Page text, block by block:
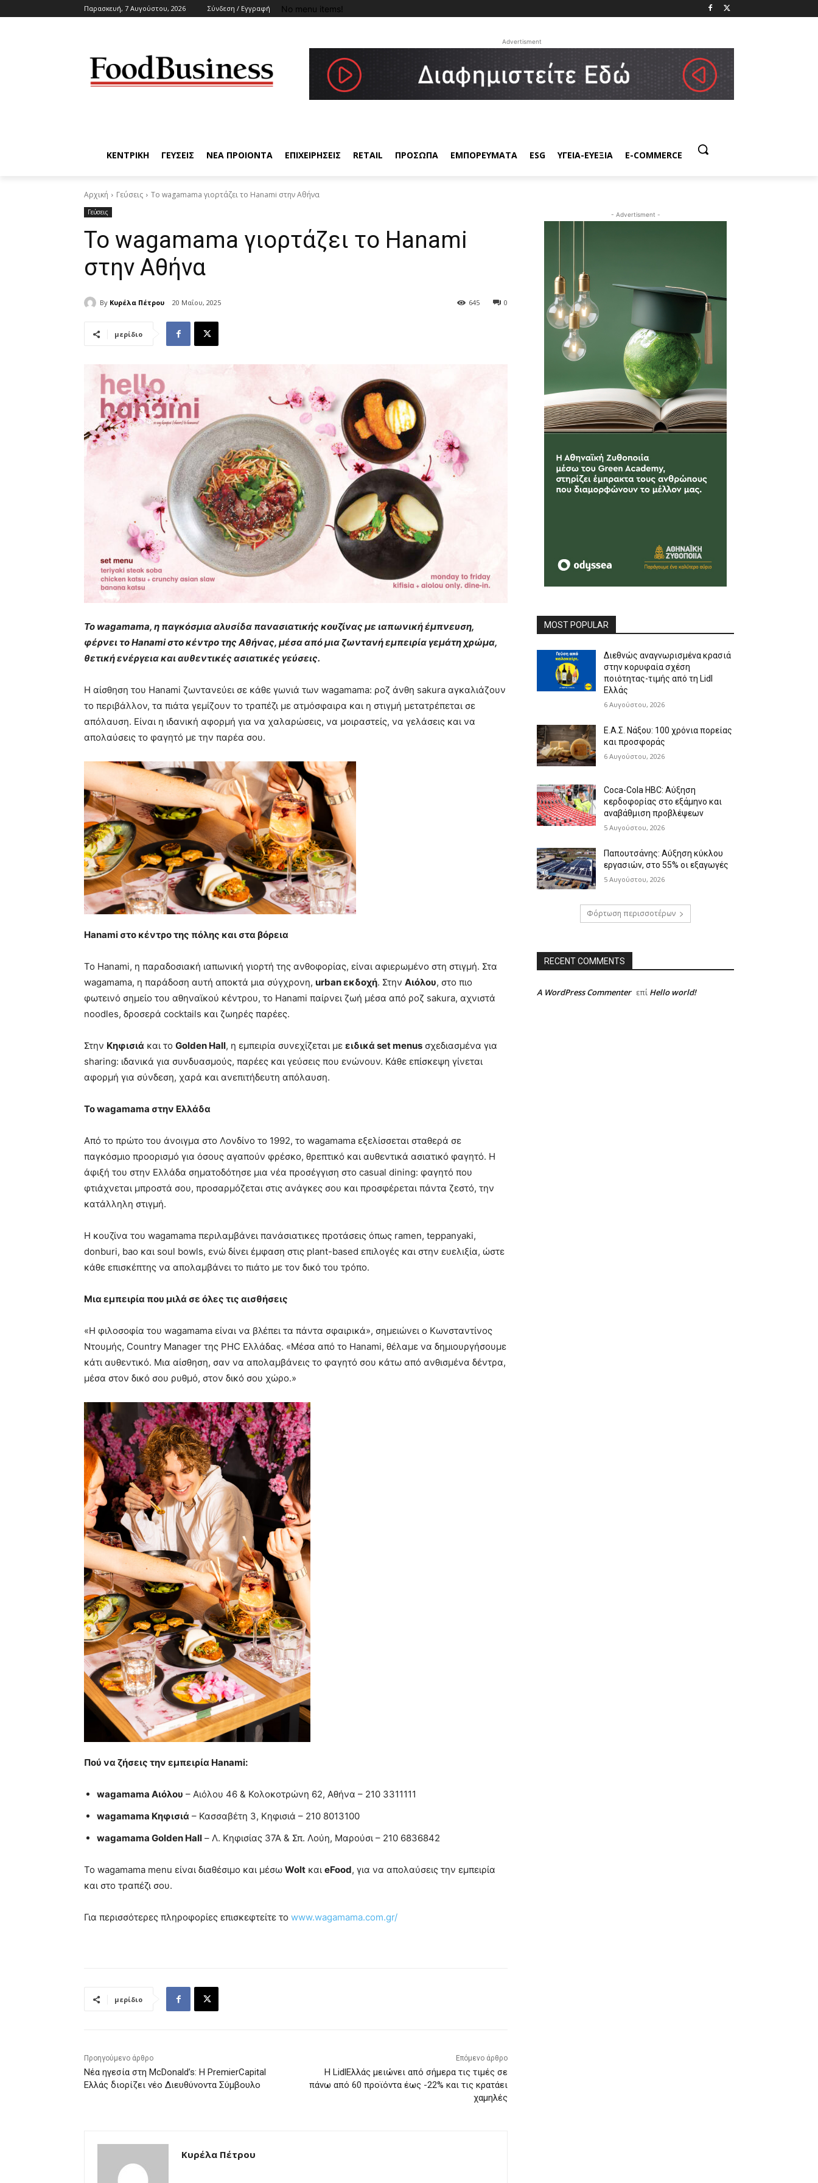
Παρασκευή, 7 Αυγούστου, 2026 Σύνδεση / Εγγραφή No menu items!
Advertisment
ΚΕΝΤΡΙΚΗ ΓΕΥΣΕΙΣ ΝΕΑ ΠΡΟΙΟΝΤΑ ΕΠΙΧΕΙΡΗΣΕΙΣ RETAIL ΠΡΟΣΩΠΑ ΕΜΠΟΡΕΥΜΑΤΑ ESG ΥΓΕΙΑ-ΕΥΕΞΙΑ E-COMMERCE
Αρχική Γεύσεις Το wagamama γιορτάζει το Hanami στην Αθήνα
Γεύσεις
Το wagamama γιορτάζει το Hanami
στην Αθήνα
By Kυρέλα Πέτρου 20 Μαΐου, 2025 0
645
μερίδιο
Το wagamama, η παγκόσμια αλυσίδα πανασιατικής κουζίνας με ιαπωνική έμπνευση,
φέρνει το Hanami στο κέντρο της Αθήνας, μέσα από μια ζωντανή εμπειρία γεμάτη χρώμα,
θετική ενέργεια και αυθεντικές ασιατικές γεύσεις.
Η αίσθηση του Hanami ζωντανεύει σε κάθε γωνιά των wagamama: ροζ άνθη sakura αγκαλιάζουν
το περιβάλλον, τα πιάτα γεμίζουν το τραπέζι με ατμόσφαιρα και η στιγμή μετατρέπεται σε
απόλαυση. Είναι η ιδανική αφορμή για να χαλαρώσεις, να μοιραστείς, να γελάσεις και να
απολαύσεις το φαγητό με την παρέα σου.
Hanami στο κέντρο της πόλης και στα βόρεια
Το Hanami, η παραδοσιακή ιαπωνική γιορτή της ανθοφορίας, είναι αφιερωμένο στη στιγμή. Στα
wagamama, η παράδοση αυτή αποκτά μια σύγχρονη, urban εκδοχή. Στην Αιόλου, στο πιο
φωτεινό σημείο του αθηναϊκού κέντρου, το Hanami παίρνει ζωή μέσα από ροζ sakura, αχνιστά
noodles, δροσερά cocktails και ζωηρές παρέες.
Στην Κηφισιά και το Golden Hall, η εμπειρία συνεχίζεται με ειδικά set menus σχεδιασμένα για
sharing: ιδανικά για συνδυασμούς, παρέες και γεύσεις που ενώνουν. Κάθε επίσκεψη γίνεται
αφορμή για σύνδεση, χαρά και ανεπιτήδευτη απόλαυση.
Το wagamama στην Ελλάδα
Από το πρώτο του άνοιγμα στο Λονδίνο το 1992, το wagamama εξελίσσεται σταθερά σε
παγκόσμιο προορισμό για όσους αγαπούν φρέσκο, θρεπτικό και αυθεντικά ασιατικό φαγητό. Η
άφιξή του στην Ελλάδα σηματοδότησε μια νέα προσέγγιση στο casual dining: φαγητό που
φτιάχνεται μπροστά σου, προσαρμόζεται στις ανάγκες σου και προσφέρεται πάντα ζεστό, την
κατάλληλη στιγμή.
Η κουζίνα του wagamama περιλαμβάνει πανάσιατικες προτάσεις όπως ramen, teppanyaki,
donburi, bao και soul bowls, ενώ δίνει έμφαση στις plant-based επιλογές και στην ευελιξία, ώστε
κάθε επισκέπτης να απολαμβάνει το πιάτο με τον δικό του τρόπο.
Μια εμπειρία που μιλά σε όλες τις αισθήσεις
«Η φιλοσοφία του wagamama είναι να βλέπει τα πάντα σφαιρικά», σημειώνει ο Κωνσταντίνος
Ντουμής, Country Manager της PHC Ελλάδας. «Μέσα από το Hanami, θέλαμε να δημιουργήσουμε
κάτι αυθεντικό. Μια αίσθηση, σαν να απολαμβάνεις το φαγητό σου κάτω από ανθισμένα δέντρα,
μέσα στον δικό σου ρυθμό, στον δικό σου χώρο.»
Πού να ζήσεις την εμπειρία Hanami:
wagamama Αιόλου – Αιόλου 46 & Κολοκοτρώνη 62, Αθήνα – 210 3311111
wagamama Κηφισιά – Κασσαβέτη 3, Κηφισιά – 210 8013100
wagamama Golden Hall – Λ. Κηφισίας 37Α & Σπ. Λούη, Μαρούσι – 210 6836842
Το wagamama menu είναι διαθέσιμο και μέσω Wolt και eFood, για να απολαύσεις την εμπειρία
και στο τραπέζι σου.
Για περισσότερες πληροφορίες επισκεφτείτε το www.wagamama.com.gr/
μερίδιο
Προηγούμενο άρθρο
Νέα ηγεσία στη McDonald’s: Η PremierCapital
Ελλάς διορίζει νέο Διευθύνοντα Σύμβουλο
Επόμενο άρθρο
Η LidlΕλλάς μειώνει από σήμερα τις τιμές σε
πάνω από 60 προϊόντα έως -22% και τις κρατάει
χαμηλές
Kυρέλα Πέτρου
- Advertisment -
MOST POPULAR
Διεθνώς αναγνωρισμένα κρασιά
στην κορυφαία σχέση
ποιότητας-τιμής από τη Lidl
Ελλάς
6 Αυγούστου, 2026
Ε.Α.Σ. Νάξου: 100 χρόνια πορείας
και προσφοράς
6 Αυγούστου, 2026
Coca-Cola HBC: Αύξηση
κερδοφορίας στο εξάμηνο και
αναβάθμιση προβλέψεων
5 Αυγούστου, 2026
Παπουτσάνης: Αύξηση κύκλου
εργασιών, στο 55% οι εξαγωγές
5 Αυγούστου, 2026
Φόρτωση περισσοτέρων
RECENT COMMENTS
A WordPress Commenter επί Hello world!